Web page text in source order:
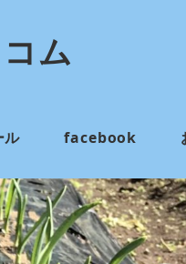
ム
ル facebook